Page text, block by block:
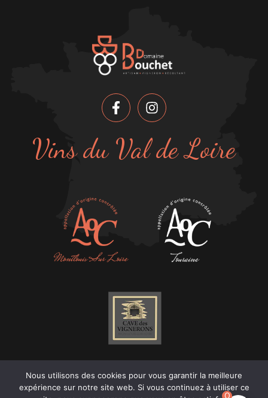
Vins du Val de Loire
0
Nous utilisons des cookies pour vous garantir la meilleure
expérience sur notre site web. Si vous continuez à utiliser ce